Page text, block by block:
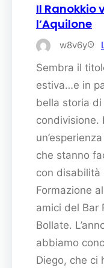
Il Ranokkio
l’Aquilone
w8v6y
Sembra il
estiva…e in
bella storia
condivisione.
che stanno
con disabilità
Formazione
amici del Bar
Bollate.
abbiamo
Diego, che ci